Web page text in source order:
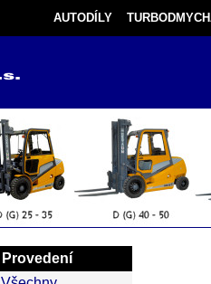
AUTODÍLY
Provedení